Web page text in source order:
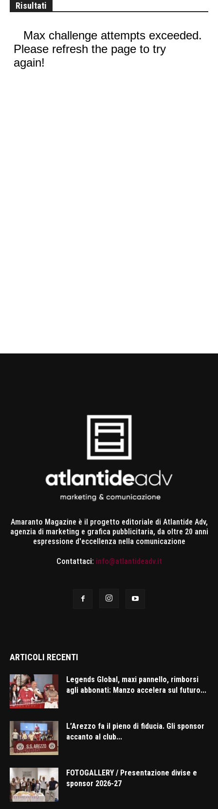
Risultati
Amaranto Magazine è il progetto editoriale di Atlantide Adv,
agenzia di marketing e grafica pubblicitaria, da oltre 20 anni
espressione d'eccellenza nella comunicazione
Contattaci: info@atlantideadv.it
ARTICOLI RECENTI
Legends Global, maxi pannello, rimborsi
agli abbonati: Manzo accelera sul futuro...
L’Arezzo fa il pieno di fiducia. Gli sponsor
accanto al club...
FOTOGALLERY / Presentazione divise e
sponsor 2026-27